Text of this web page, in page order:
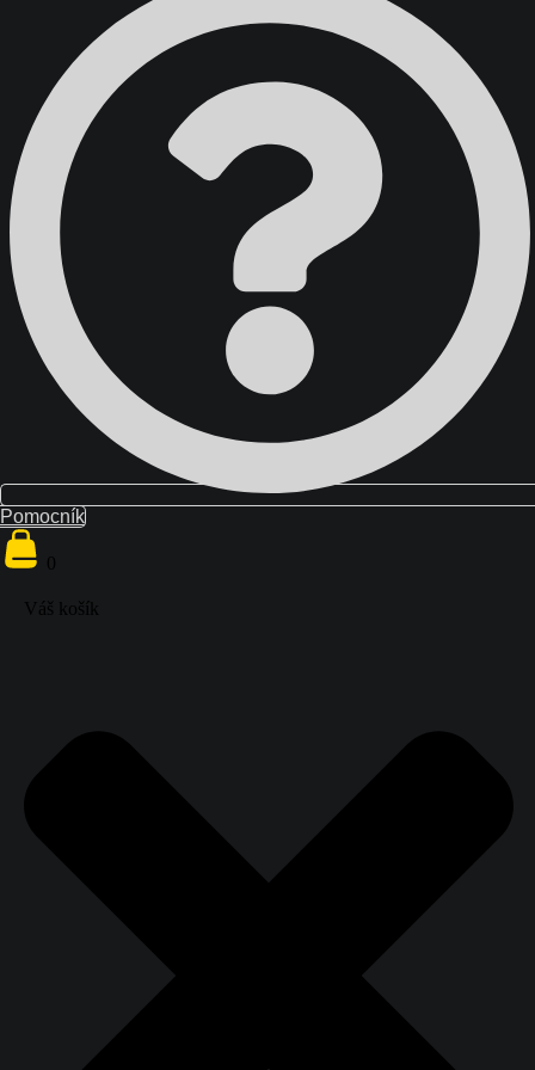
Pomocník
0
Váš košík
Domov
Školenia
Blog
O nás
Kontakt
{{ search
}}
Váš košík